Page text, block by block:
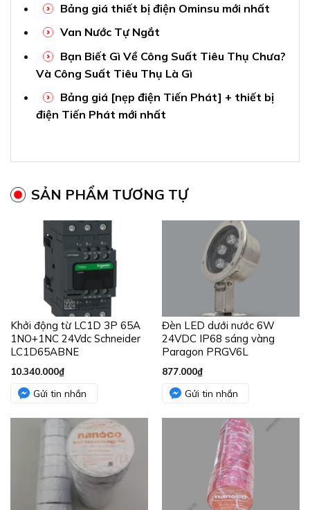
Bảng giá thiết bị điện Ominsu mới nhất
Van Nước Tự Ngắt
Bạn Biết Gì Về Công Suất Tiêu Thụ Chưa?
Và Công Suất Tiêu Thụ Là Gì
Bảng giá [nẹp điện Tiến Phát] + thiết bị
điện Tiến Phát mới nhất
SẢN PHẨM TƯƠNG TỰ
Khởi động từ LC1D 3P 65A
1NO+1NC 24Vdc Schneider
LC1D65ABNE
10.340.000₫
Gửi tin nhắn
Đèn LED dưới nước 6W
24VDC IP68 sáng vàng
Paragon PRGV6L
877.000₫
Gửi tin nhắn